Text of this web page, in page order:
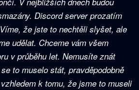
Discord server prozatím
že jste to nechtěli slyšet, ale
udělat. Chceme vám všem
v průběhu let. Nemusíte znát
to muselo stát, pravděpodobně
k tomu, že jsme to museli